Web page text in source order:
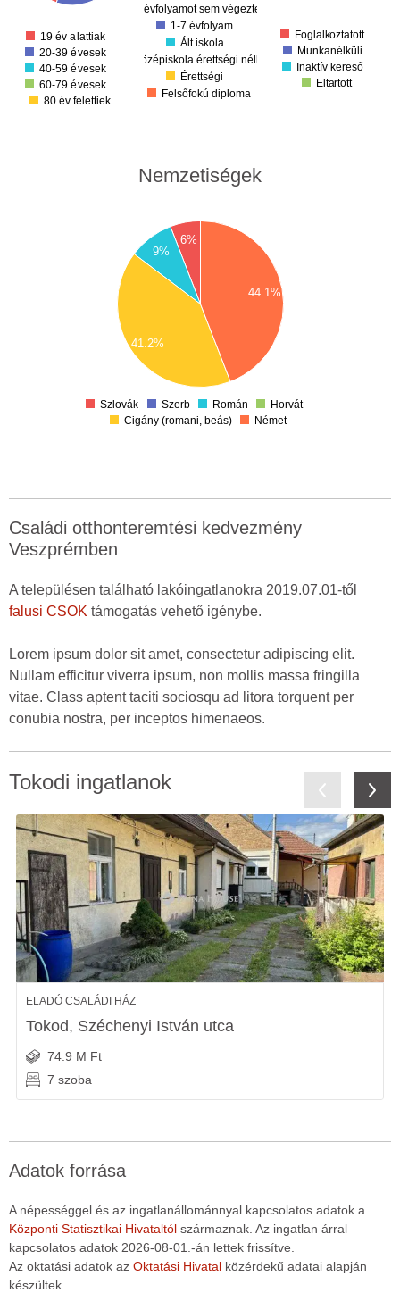
19 év alattiak
20-39 évesek
40-59 évesek
60-79 évesek
80 év felettiek
1. évfolyamot sem végezte el
1-7 évfolyam
Ált iskola
Középiskola érettségi nélkül
Érettségi
Felsőfokú diploma
200
Foglalkoztatott
Munkanélküli
Inaktív kereső
Eltartott
Nemzetiségek
6%
9%
41.2%
44.1%
Szlovák Szerb Román
Horvát
Cigány (romani, beás)
Német
Családi otthonteremtési kedvezmény
Veszprémben
A településen található lakóingatlanokra 2019.07.01-től
falusi CSOK támogatás vehető igénybe.
Lorem ipsum dolor sit amet, consectetur adipiscing elit.
Nullam efficitur viverra ipsum, non mollis massa fringilla
vitae. Class aptent taciti sociosqu ad litora torquent per
conubia nostra, per inceptos himenaeos.
Tokodi ingatlanok
ELADÓ CSALÁDI HÁZ
Tokod, Széchenyi István utca
74.9 M Ft
7 szoba
Adatok forrása
A népességgel és az ingatlanállománnyal kapcsolatos adatok a
Központi Statisztikai Hivataltól származnak. Az ingatlan árral
kapcsolatos adatok 2026-08-01.-án lettek frissítve.
Az oktatási adatok az Oktatási Hivatal közérdekű adatai alapján
készültek.